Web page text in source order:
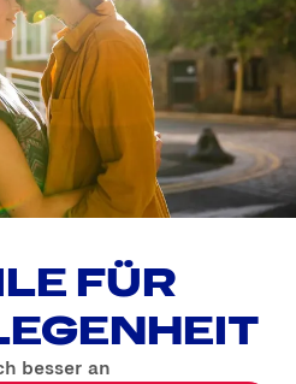
FÜR
besser an